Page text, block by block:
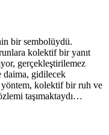
bir sembolüydü.
kolektif bir yanıt
gerçekleştirilemez
daima, gidilecek
kolektif bir ruh ve
taşımaktaydı…